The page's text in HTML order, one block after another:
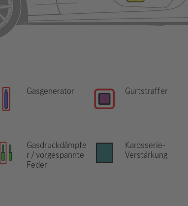
Gasgenerator Gurtstraffer
Gasdruckdämpfe
r / vorgespannte
Feder
Karosserie-
Verstärkung